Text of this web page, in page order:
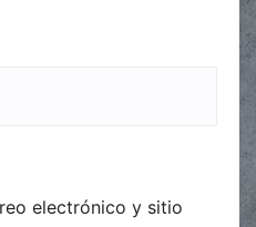
electrónico y sitio